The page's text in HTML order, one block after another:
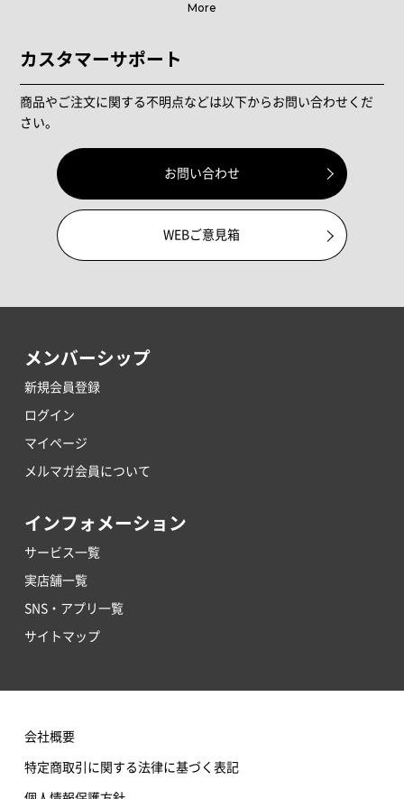
More
カスタマーサポート
商品やご注文に関する不明点などは以下からお問い合わせくだ
さい。
お問い合わせ
WEBご意見箱
メンバーシップ
新規会員登録
ログイン
マイページ
メルマガ会員について
インフォメーション
サービス一覧
実店舗一覧
SNS・アプリ一覧
サイトマップ
会社概要
特定商取引に関する法律に基づく表記